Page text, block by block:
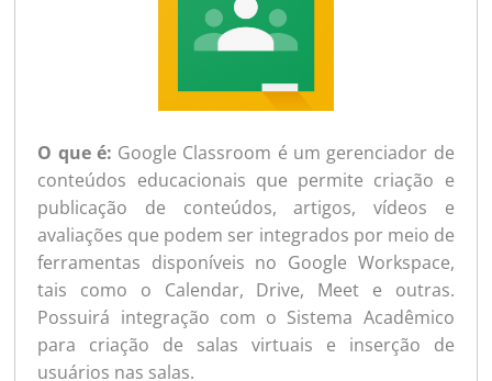
O que é: Google Classroom é um gerenciador de
conteúdos educacionais que permite criação e
publicação de conteúdos, artigos, vídeos e
avaliações que podem ser integrados por meio de
ferramentas disponíveis no Google Workspace,
tais como o Calendar, Drive, Meet e outras.
Possuirá integração com o Sistema Acadêmico
para criação de salas virtuais e inserção de
usuários nas salas.